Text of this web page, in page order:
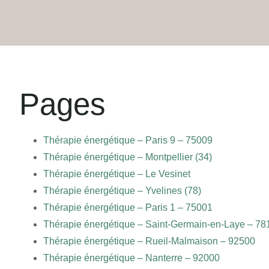
Pages
Thérapie énergétique – Paris 9 – 75009
Thérapie énergétique – Montpellier (34)
Thérapie énergétique – Le Vesinet
Thérapie énergétique – Yvelines (78)
Thérapie énergétique – Paris 1 – 75001
Thérapie énergétique – Saint-Germain-en-Laye –
Thérapie énergétique – Rueil-Malmaison – 92500
Thérapie énergétique – Nanterre – 92000